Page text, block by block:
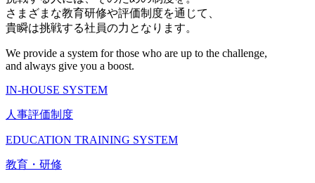
さまざまな教育研修や評価制度を通じて、
貴瞬は挑戦する社員の力となります。
We provide a system for those who are up to the challenge,
and always give you a boost.
IN-HOUSE SYSTEM
人事評価制度
EDUCATION TRAINING SYSTEM
教育・研修